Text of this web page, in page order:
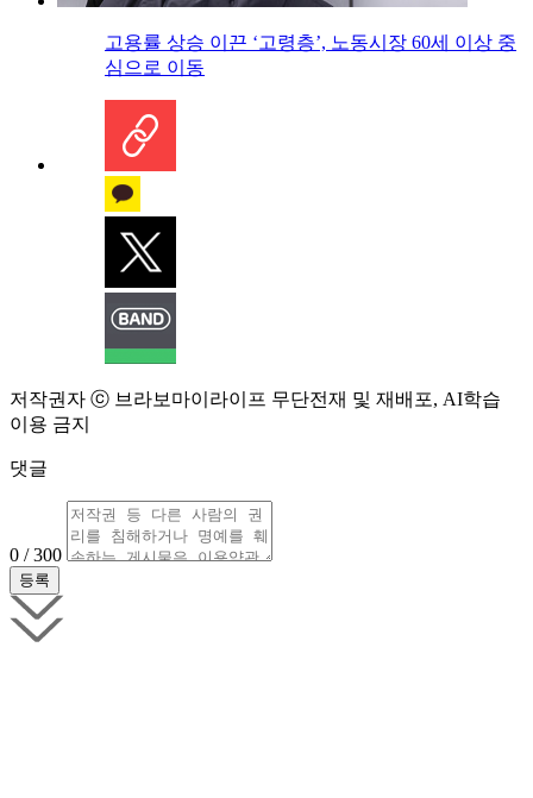
고용률 상승 이끈 ‘고령층’, 노동시장 60세 이상 중
심으로 이동
저작권자 ⓒ 브라보마이라이프 무단전재 및 재배포, AI학습
이용 금지
댓글
0 / 300